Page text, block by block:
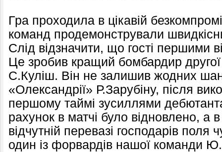
Гра проходила в цікавій
команд продемонстрували
Слід відзначити, що гості першими
Це зробив кращий бомбардир другої
С.Куліш. Він не залишив жодних
«Олександрії» Р.Зарубіну, після
першому таймі зусиллями
рахунок в матчі було відновлено, а
відчутній перевазі господарів поля
один із форвардів нашої команди